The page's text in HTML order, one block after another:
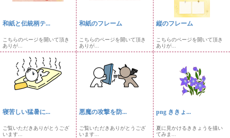
和紙と伝統柄テ...
こちらのページを開いて頂き
ありが...
和紙のフレーム
こちらのページを開いて頂き
ありが...
縦のフレーム
こちらのページを開いて頂き
ありが...
寝苦しい猛暑に...
ご覧いただきありがとうござ
います...
悪魔の攻撃を防...
ご覧いただきありがとうござ
います...
png ききょ...
夏に見かけるききょうを描い
てみま...